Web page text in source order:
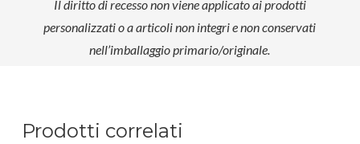
Il diritto di recesso non viene applicato ai prodotti
personalizzati o a articoli non integri e non conservati
nell’imballaggio primario/originale.
Prodotti correlati